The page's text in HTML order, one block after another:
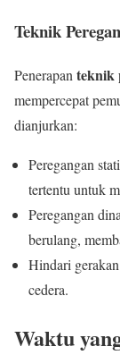
Teknik
Penerapan teknik
mempercepat
dianjurkan:
Peregangan
tertentu untuk
Peregangan
berulang,
Hindari
cedera.
Waktu